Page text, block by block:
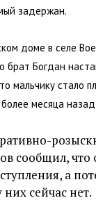
задержан.
доме в селе
Богдан
мальчику стало
более месяца
сообщил, что
а
сейчас нет.